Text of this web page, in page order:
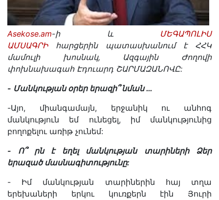
Asekose.am-ի և
ՄԵԳԱՊՈԼԻՍ
ԱՄՍԱԳՐԻ
հարցերինպատասխանում է ՀՀԿ
մամուլի խոսնակ, Ազգային
Ժողովի
փոխնախագահ Էդուարդ ՇԱՐՄԱԶԱՆՈՎԸ:
- Մանկության օրեր երազի՞ նման …
-Այո, միանգամայն, երջանիկ ու անհոգ
մանկություն եմ ունեցել, իմ մանկությունից
բողոքելու առիթ չունեմ:
- Ո՞ րն է եղել մանկության տարիների
Ձեր
երազած մասնագիտությունը:
- Իմ մանկության տարիներին հայ տղա
երեխաների երկու կուռքերն էին Յուրի